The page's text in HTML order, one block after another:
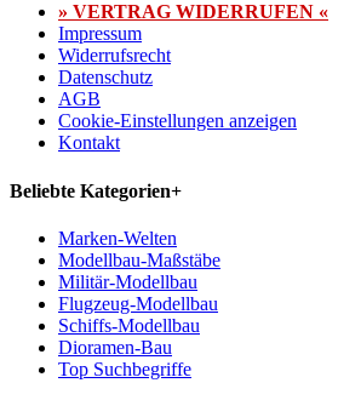
» VERTRAG WIDERRUFEN «
Impressum
Widerrufsrecht
Datenschutz
AGB
Cookie-Einstellungen anzeigen
Kontakt
Beliebte Kategorien+
Marken-Welten
Modellbau-Maßstäbe
Militär-Modellbau
Flugzeug-Modellbau
Schiffs-Modellbau
Dioramen-Bau
Top Suchbegriffe